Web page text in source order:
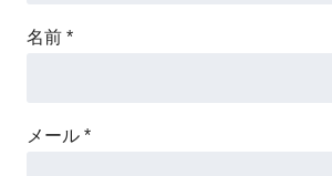
名前 *
メール *